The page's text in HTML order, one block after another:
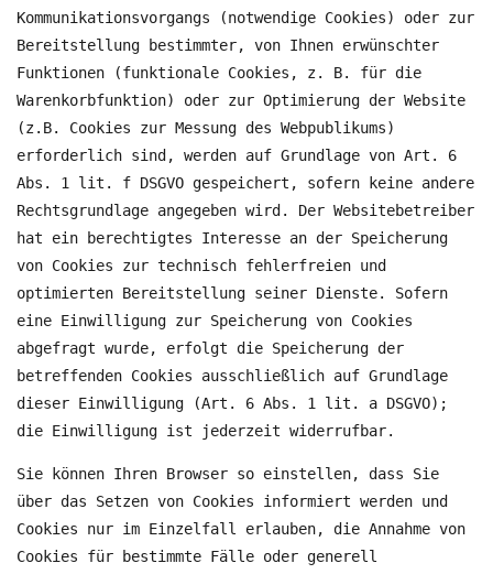
Kommunikationsvorgangs (notwendige Cookies) oder zur
Bereitstellung bestimmter, von Ihnen erwünschter
Funktionen (funktionale Cookies, z. B. für die
Warenkorbfunktion) oder zur Optimierung der Website
(z.B. Cookies zur Messung des Webpublikums)
erforderlich sind, werden auf Grundlage von Art. 6
Abs. 1 lit. f DSGVO gespeichert, sofern keine andere
Rechtsgrundlage angegeben wird. Der Websitebetreiber
hat ein berechtigtes Interesse an der Speicherung
von Cookies zur technisch fehlerfreien und
optimierten Bereitstellung seiner Dienste. Sofern
eine Einwilligung zur Speicherung von Cookies
abgefragt wurde, erfolgt die Speicherung der
betreffenden Cookies ausschließlich auf Grundlage
dieser Einwilligung (Art. 6 Abs. 1 lit. a DSGVO);
die Einwilligung ist jederzeit widerrufbar.
Sie können Ihren Browser so einstellen, dass Sie
über das Setzen von Cookies informiert werden und
Cookies nur im Einzelfall erlauben, die Annahme von
Cookies für bestimmte Fälle oder generell